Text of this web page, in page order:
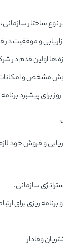
ساختار
و موفقیت
ها اولین قدم در
و امکانات
برای پیشبرد
و فروش
سازمانی.
ریزی برای ارتباط
وفادار